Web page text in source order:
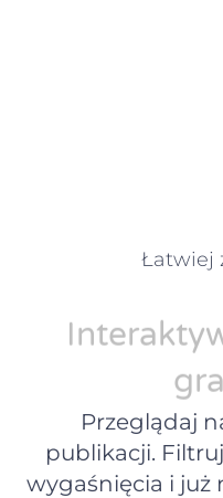
Łatwiej
Przeglądaj
publikacji.
wygaśnięcia i już